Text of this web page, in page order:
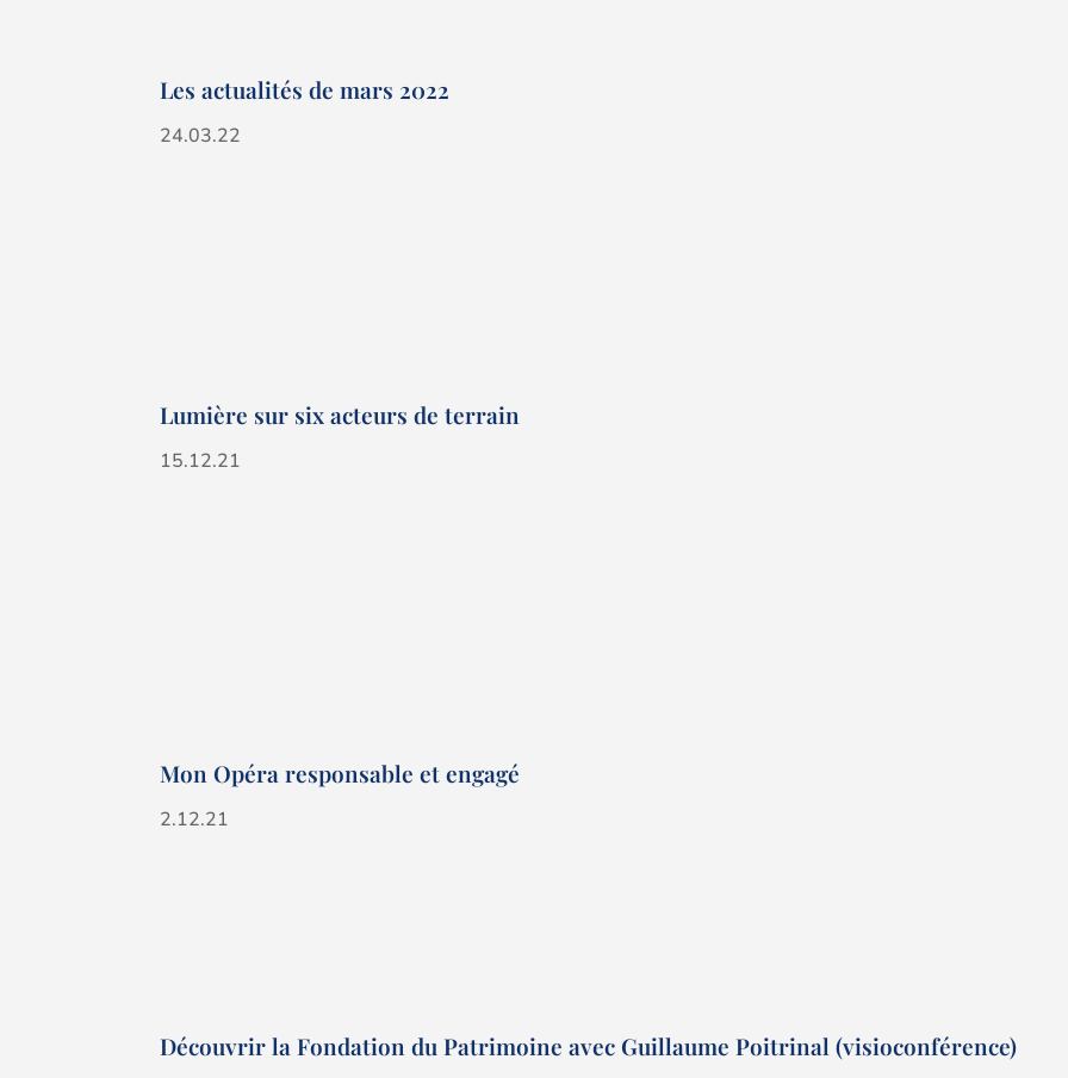
Les actualités de mars 2022
24.03.22
Lumière sur six acteurs de terrain
15.12.21
Mon Opéra responsable et engagé
2.12.21
Découvrir la Fondation du Patrimoine avec Guillaume Poitrinal (visioconférence)